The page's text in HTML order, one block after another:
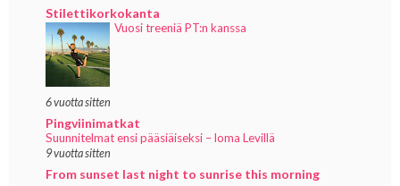
Stilettikorkokanta
Vuosi treeniä PT:n kanssa
6 vuotta sitten
Pingviinimatkat
Suunnitelmat ensi pääsiäiseksi – loma Levillä
9 vuotta sitten
From sunset last night to sunrise this morning